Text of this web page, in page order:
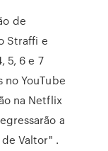
de
Straffi e
5, 6 e 7
YouTube
na Netflix
a
Valtor" .